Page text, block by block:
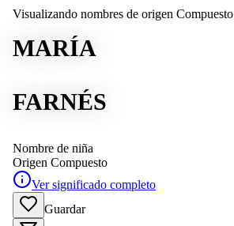
Visualizando nombres de origen Compuesto
MARÍA
FARNÉS
Nombre de niña
Origen Compuesto
Ver significado completo
Guardar